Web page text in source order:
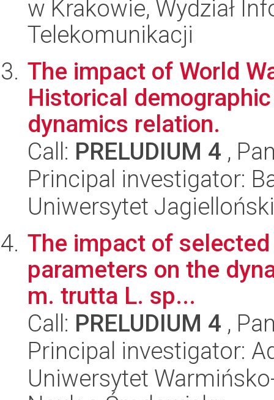
w Krakowie, Wydział
Telekomunikacji
The impact of World
Historical
dynamics relation.
Call: PRELUDIUM 4 ,
Principal investigator:
Uniwersytet
The impact of
parameters on the
m. trutta L. sp...
Call: PRELUDIUM 4 ,
Principal investigator:
Uniwersytet